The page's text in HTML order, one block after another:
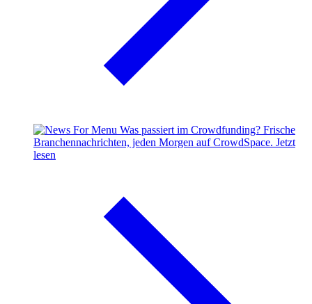
Was passiert im Crowdfunding? Frische
Branchennachrichten, jeden Morgen auf CrowdSpace. Jetzt
lesen